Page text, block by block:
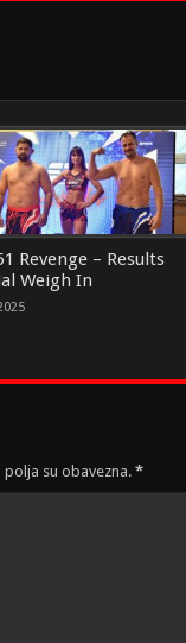
Revenge – Results
Weigh In
polja su obavezna. *